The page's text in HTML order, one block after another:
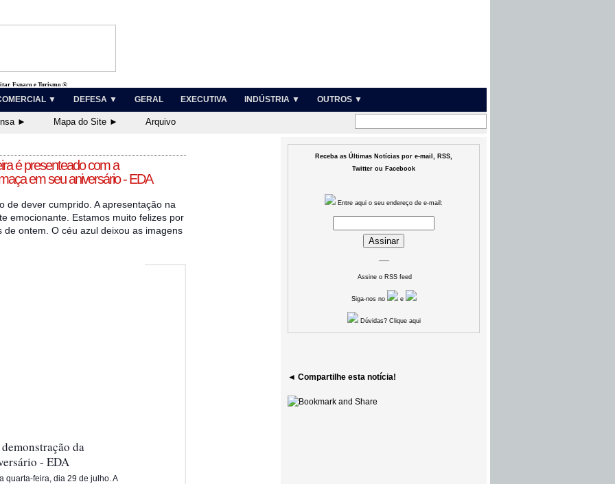
Espaço e Turismo ®
▼ DEFESA ▼ GERAL EXECUTIVA INDÚSTRIA ▼ OUTROS ▼
► Mapa do Site ► Arquivo
é presenteado com a
em seu aniversário - EDA
de dever cumprido. A apresentação na
emocionante. Estamos muito felizes por
ontem. O céu azul deixou as imagens
da
- EDA
quarta-feira, dia 29 de julho. A
Receba as Últimas Notícias por e-mail, RSS,
Twitter ou Facebook
Entre aqui o seu endereço de e-mail:
Assine o RSS feed
Siga-nos no e
Dúvidas? Clique aqui
◄ Compartilhe esta notícia!